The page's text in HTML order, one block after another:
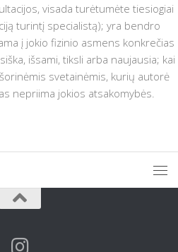
visada turėtumėte tiesiogiai
turintį specialistą); yra bendro
į jokio fizinio asmens konkrečias
išsami, tiksli arba naujausia; kai
svetainėmis, kurių autorė
nepriima jokios atsakomybės.